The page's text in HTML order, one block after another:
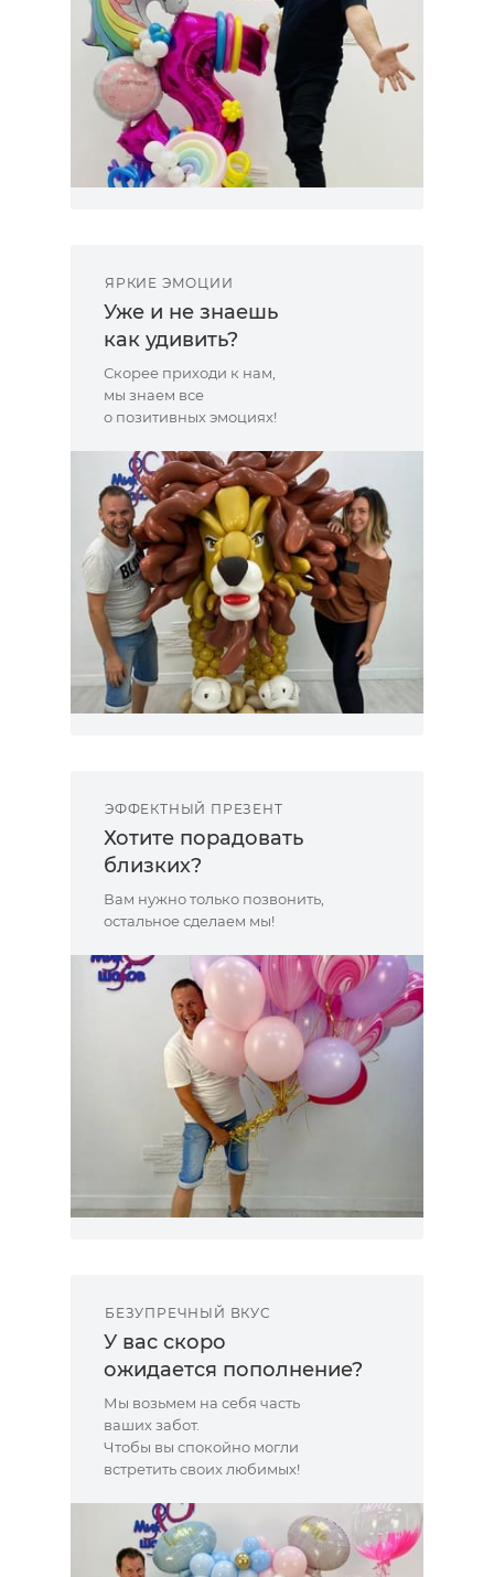
ЯРКИЕ ЭМОЦИИ
Уже и не знаешь
как удивить?
Скорее приходи к нам,
мы знаем все
о позитивных эмоциях!
ЭФФЕКТНЫЙ ПРЕЗЕНТ
Хотите порадовать
близких?
Вам нужно только позвонить,
остальное сделаем мы!
БЕЗУПРЕЧНЫЙ ВКУС
У вас скоро
ожидается пополнение?
Мы возьмем на себя часть
ваших забот.
Чтобы вы спокойно могли
встретить своих любимых!